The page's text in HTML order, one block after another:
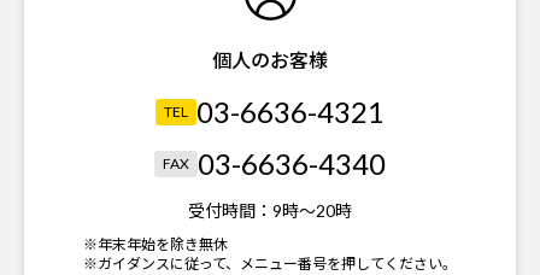
個人のお客様
TEL 03-6636-4321
FAX 03-6636-4340
受付時間： 9時～20時
※年末年始を除き無休
※ガイダンスに従って、メニュー番号を押してください。